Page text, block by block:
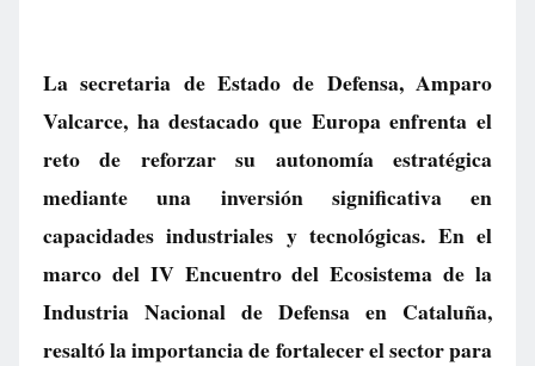
La secretaria de Estado de Defensa, Amparo
Valcarce, ha destacado que Europa enfrenta el
reto de reforzar su autonomía estratégica
mediante una inversión significativa en
capacidades industriales y tecnológicas. En el
marco del IV Encuentro del Ecosistema de la
Industria Nacional de Defensa en Cataluña,
resaltó la importancia de fortalecer el sector para